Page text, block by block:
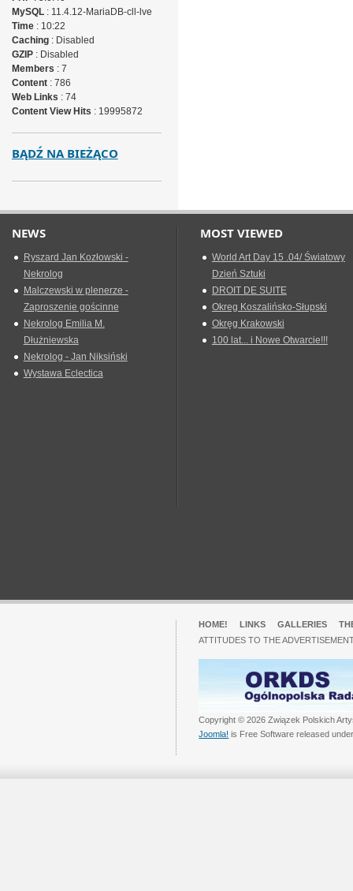
MySQL: 11.4.12-MariaDB-cll-lve
Time: 10:22
Caching: Disabled
GZIP: Disabled
Members : 7
Content: 786
Web Links : 74
Content View Hits : 19995872
BĄDŹ NA BIEŻĄCO
NEWS
Ryszard Jan Kozłowski -
Nekrolog
Malczewski w plenerze -
Zaproszenie gościnne
Nekrolog Emilia M.
Dłużniewska
Nekrolog - Jan Niksiński
Wystawa Eclectica
MOST VIEWED
World Art Day 15 .04/ Światowy
Dzień Sztuki
DROIT DE SUITE
Okreg Koszalińsko-Słupski
Okręg Krakowski
100 lat... i Nowe Otwarcie!!!
HOME! LINKS GALLERIES
ATTITUDES TO THE
Copyright © 2026 Związek Polskich
Joomla! is Free Software released